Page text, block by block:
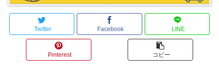
Twitter Facebook LINE
Pinterest コピー